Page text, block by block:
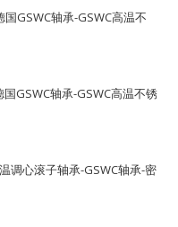
国GSWC轴承-GSWC高温不
GSWC轴承-GSWC高温不锈
调心滚子轴承-GSWC轴承-密